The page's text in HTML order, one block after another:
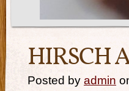
HIRSCH
Posted by admin